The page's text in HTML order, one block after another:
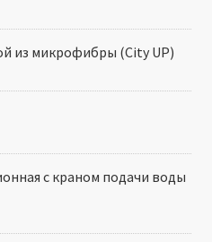
из микрофибры (City UP)
с краном подачи воды